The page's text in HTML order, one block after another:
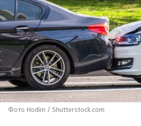
Фото Hodim / Shutterstock.com